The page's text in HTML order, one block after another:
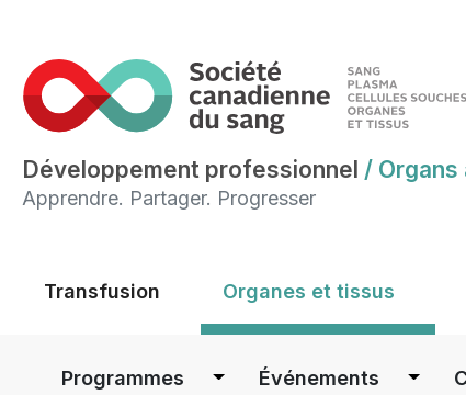
Développement professionnel / Organs
Apprendre. Partager. Progresser
Transfusion Organes et tissus
Programmes Événements